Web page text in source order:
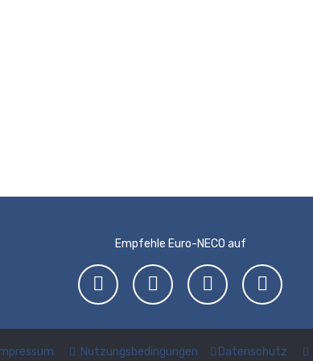
Empfehle Euro-NECO auf
Datenschutz
Nutzungsbedingungen
Impressum